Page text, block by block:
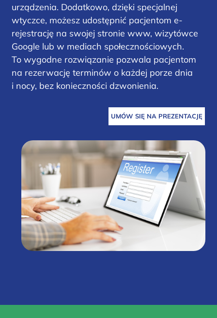
urządzenia. Dodatkowo, dzięki specjalnej
wtyczce, możesz udostępnić pacjentom e-
rejestrację na swojej stronie www, wizytówce
Google lub w mediach społecznościowych.
To wygodne rozwiązanie pozwala pacjentom
na rezerwację terminów o każdej porze dnia
i nocy, bez konieczności dzwonienia.
UMÓW SIĘ NA PREZENTACJĘ